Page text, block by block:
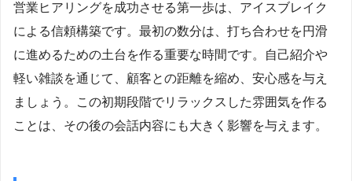
営業ヒアリングを成功させる第一歩は、アイスブレイク
による信頼構築です。最初の数分は、打ち合わせを円滑
に進めるための土台を作る重要な時間です。自己紹介や
軽い雑談を通じて、顧客との距離を縮め、安心感を与え
ましょう。この初期段階でリラックスした雰囲気を作る
ことは、その後の会話内容にも大きく影響を与えます。